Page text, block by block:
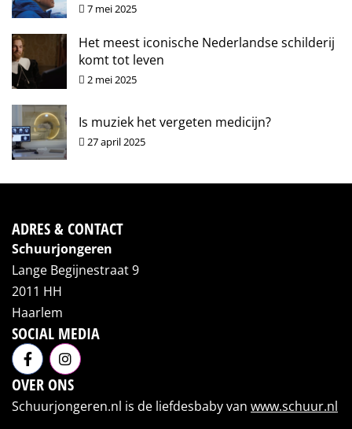
7 mei 2025
Het meest iconische Nederlandse schilderij
komt tot leven
2 mei 2025
Is muziek het vergeten medicijn?
27 april 2025
ADRES & CONTACT
Schuurjongeren
Lange Begijnestraat 9
2011 HH
Haarlem
SOCIAL MEDIA
OVER ONS
Schuurjongeren.nl is de liefdesbaby van www.schuur.nl